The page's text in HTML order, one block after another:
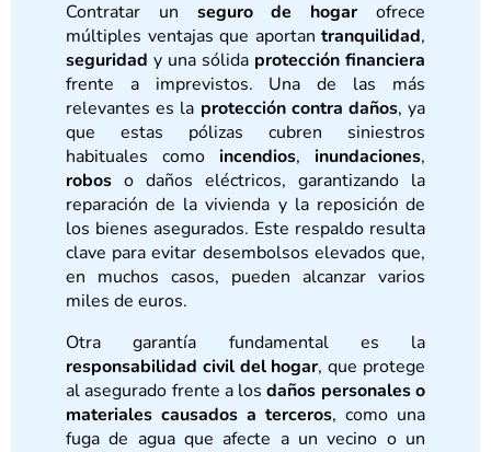
Contratar un seguro de hogarofrece
múltiples ventajas que aportan tranquilidad,
seguridad y una sólida protección financiera
frente a imprevistos. Una de las más
relevantes es la protección contra daños, ya
que estas pólizas cubren siniestros
habituales como incendios, inundaciones,
robos o daños eléctricos, garantizando la
reparación de la vivienda y la reposición de
los bienes asegurados. Este respaldo resulta
clave para evitar desembolsos elevados que,
en muchos casos, pueden alcanzar varios
miles de euros.
Otra garantía fundamental es la
responsabilidad civil del hogar, que protege
al asegurado frente a losdaños personales o
materiales causados a terceros, como una
fuga de agua que afecte a un vecino o un